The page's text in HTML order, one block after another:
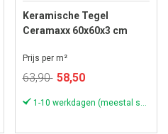
Keramische Tegel
Ceramaxx 60x60x3 cm
Prijs per m²
63,90 Speciale
58,50